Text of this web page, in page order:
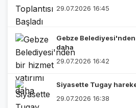
29.07.2026 16:45
Gebze Belediyesi'nden
daha
29.07.2026 16:42
Siyasette Tugay
29.07.2026 16:38